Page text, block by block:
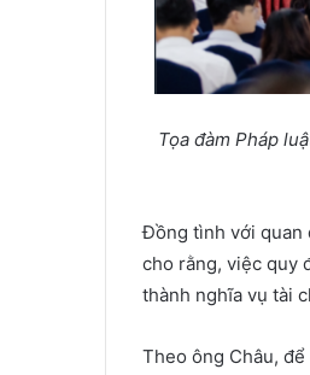
Tọa đàm Pháp
Đồng tình với quan
cho rằng, việc quy
thành nghĩa vụ tài
Theo ông Châu,